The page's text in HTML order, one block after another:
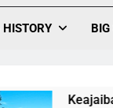
Linow, Destinasi
BIG
Keajaiban